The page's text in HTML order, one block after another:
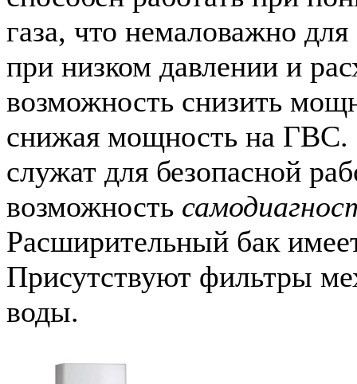
газа, что немаловажно
при низком давлении и
возможность снизить
снижая мощность на
служат для безопасной
возможность
Расширительный бак
Присутствуют фильтры
воды.